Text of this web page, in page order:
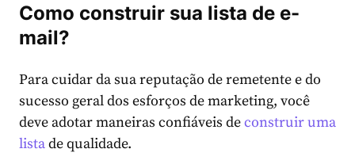
Como construir sua lista de e-
mail?
Para cuidar da sua reputação de remetente e do
sucesso geral dos esforços de marketing, você
deve adotar maneiras confiáveis ​​deconstruir uma
listade qualidade.